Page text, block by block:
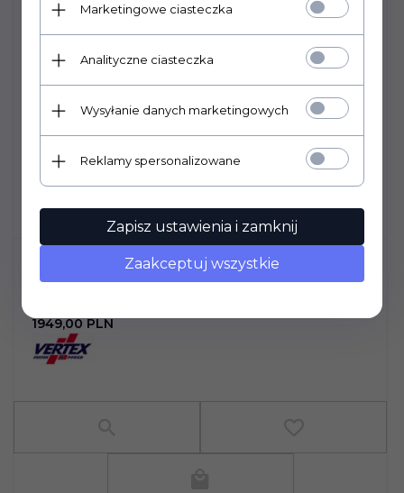
CYLINDER KOMPLETNY ZESTAW BIG
1949,00 PLN
Marketingowe ciasteczka
Analityczne ciasteczka
Wysyłanie danych marketingowych
Reklamy spersonalizowane
Zapisz ustawienia i zamknij
Zaakceptuj wszystkie